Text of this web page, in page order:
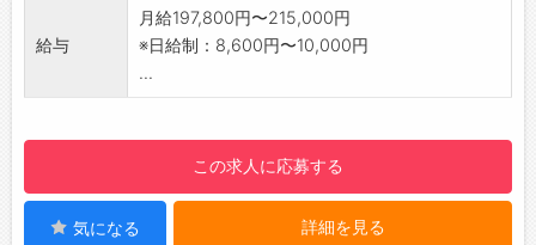
・たくさんの人々が笑顔で暮らす社会を守るこ
とが、警備員の大きな仕事のひとつです！
※転勤が難しい方も相談可能です。
【社風】
■警備会社の枠にとらわれず、業務を拡大中で
給与
月給197,800円〜215,000円
※日給制：8,600円〜10,000円
...
この求人に応募する
気になる 詳細を見る